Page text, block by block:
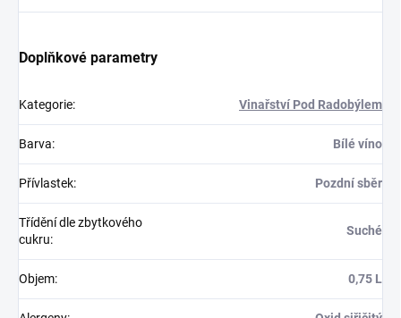
Doplňkové parametry
Kategorie: Vinařství Pod Radobýlem
Barva: Bílé víno
Přívlastek: Pozdní sběr
Třídění dle zbytkového
cukru:
Suché
Objem: 0,75 L